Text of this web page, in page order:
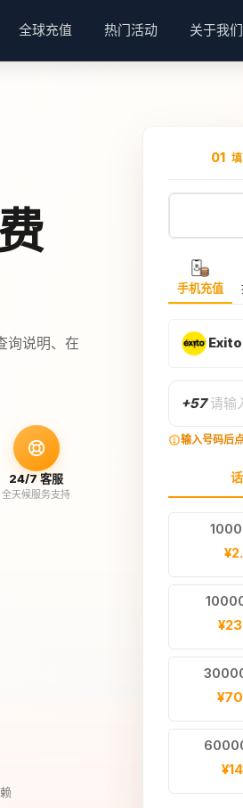
全球充值 热门活动 关于我们
询说明、在
24/7 客服
全天候服务支持
01
手机充值
Exito
+57 请输
输入号码后